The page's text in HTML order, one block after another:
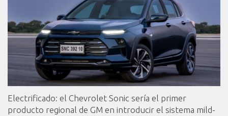
Electrificado: el Chevrolet Sonic sería el primer
producto regional de GM en introducir el sistema mild-